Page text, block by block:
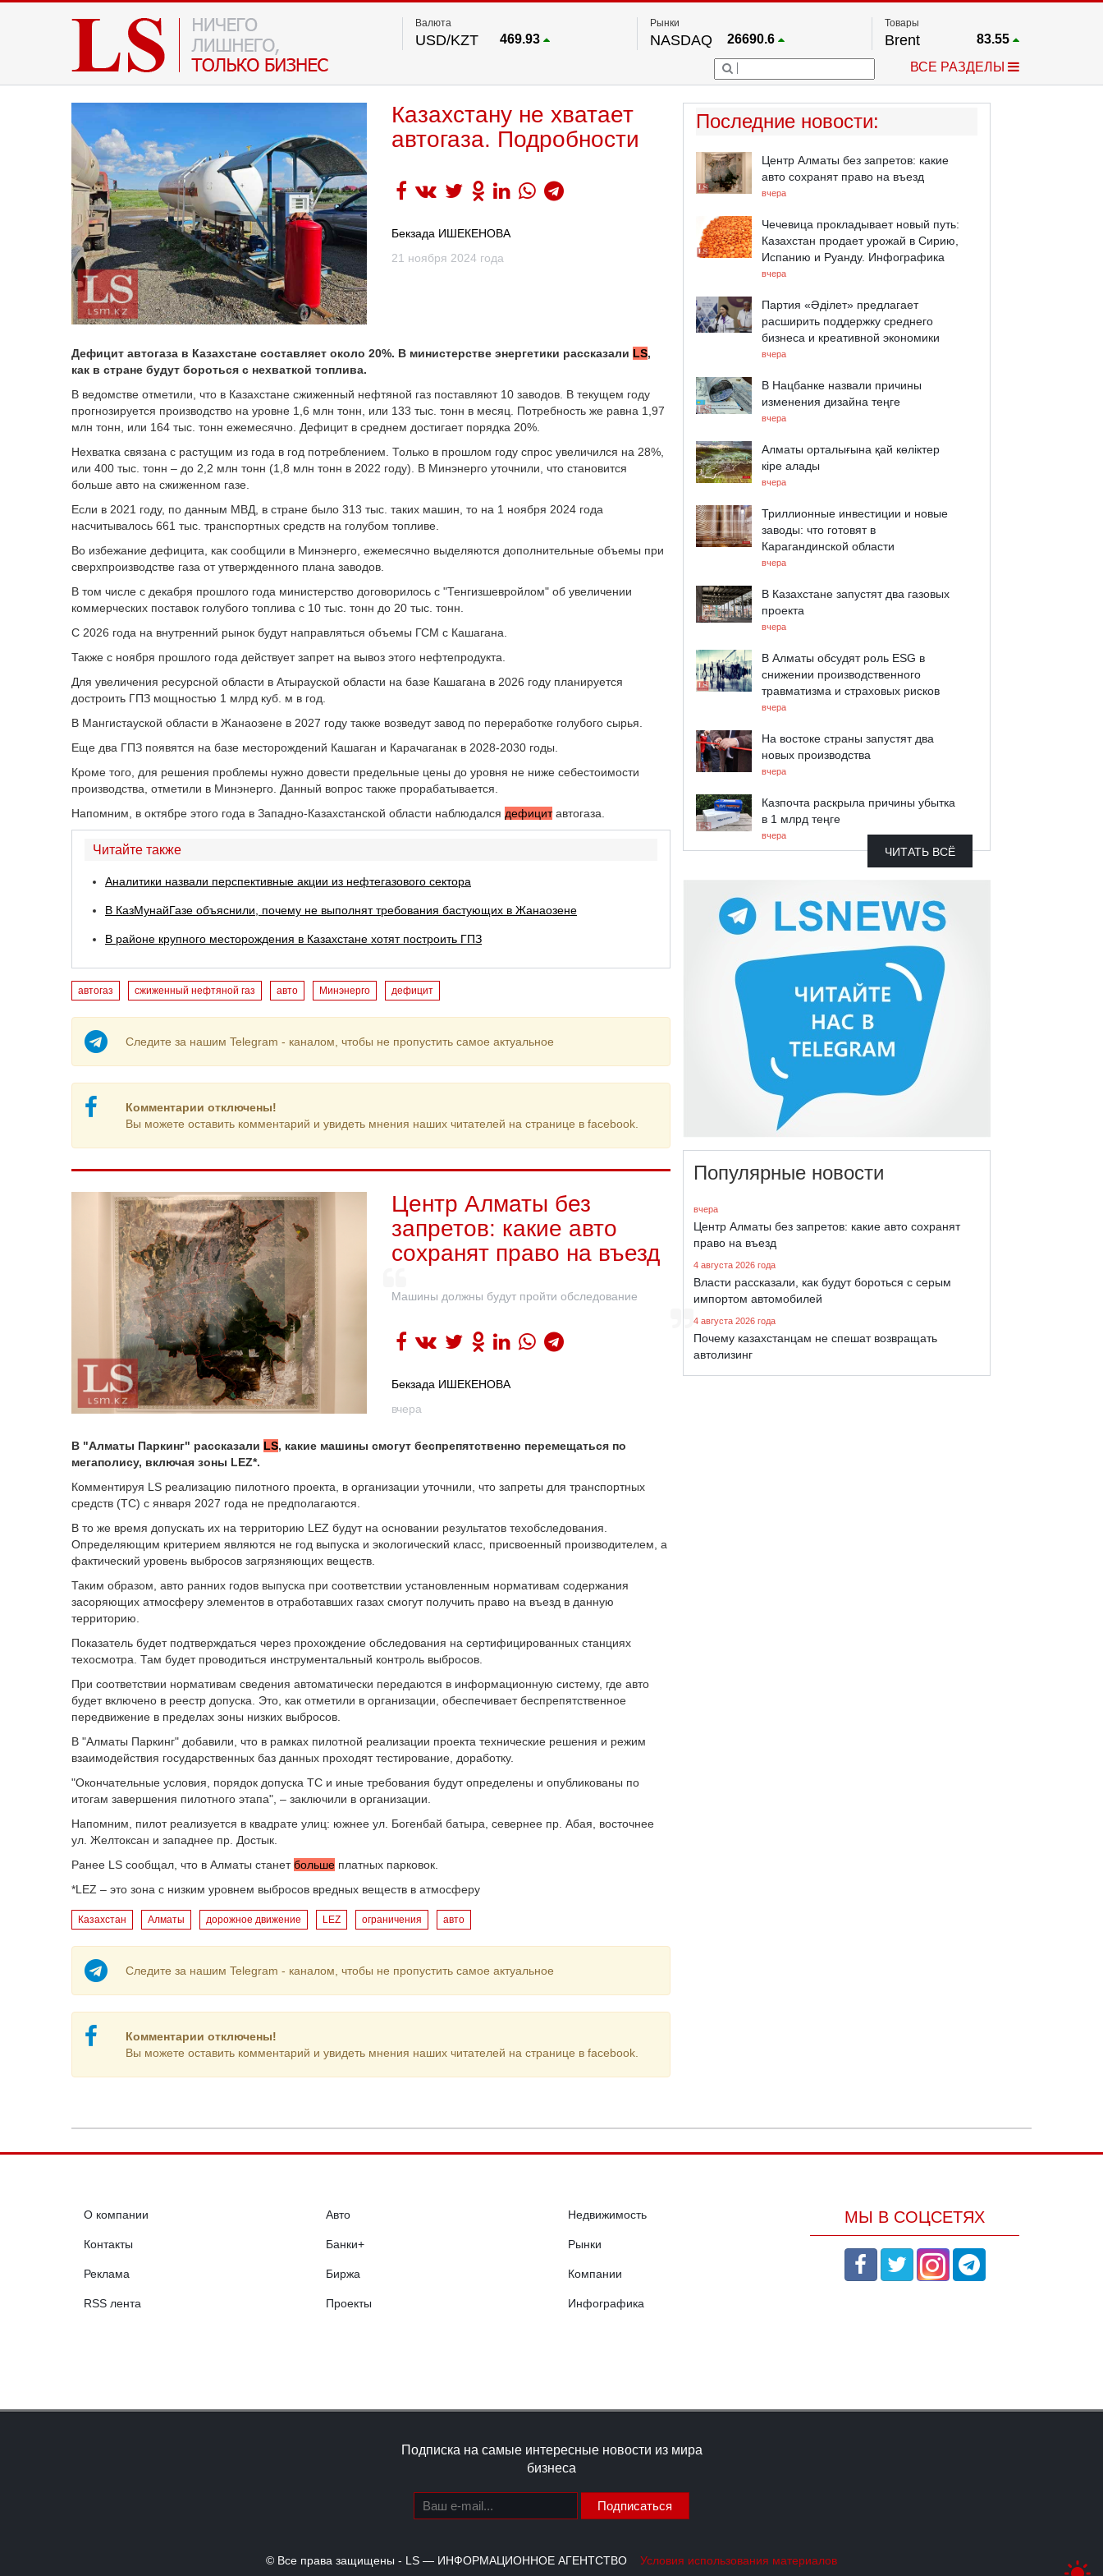
Валюта
USD/KZT 469.93
Рынки
NASDAQ 26690.6
FTSE 100 67.17
54036.9
S&P 500
24595.2
Товары
Brent 83.55
Платина
2.662
ВСЕ РАЗДЕЛЫ
Казахстану не хватает
автогаза. Подробности
Бекзада ИШЕКЕНОВА
21 ноября 2024 года
Дефицит автогаза в Казахстане составляет около 20%. В министерстве энергетики рассказали LS,
как в стране будут бороться с нехваткой топлива.
В ведомстве отметили, что в Казахстане сжиженный нефтяной газ поставляют 10 заводов. В текущем году
прогнозируется производство на уровне 1,6 млн тонн, или 133 тыс. тонн в месяц. Потребность же равна 1,97
млн тонн, или 164 тыс. тонн ежемесячно. Дефицит в среднем достигает порядка 20%.
Нехватка связана с растущим из года в год потреблением. Только в прошлом году спрос увеличился на 28%,
или 400 тыс. тонн – до 2,2 млн тонн (1,8 млн тонн в 2022 году). В Минэнерго уточнили, что становится
больше авто на сжиженном газе.
Если в 2021 году, по данным МВД, в стране было 313 тыс. таких машин, то на 1 ноября 2024 года
насчитывалось 661 тыс. транспортных средств на голубом топливе.
Во избежание дефицита, как сообщили в Минэнерго, ежемесячно выделяются дополнительные объемы при
сверхпроизводстве газа от утвержденного плана заводов.
В том числе с декабря прошлого года министерство договорилось с "Тенгизшевройлом" об увеличении
коммерческих поставок голубого топлива с 10 тыс. тонн до 20 тыс. тонн.
С 2026 года на внутренний рынок будут направляться объемы ГСМ с Кашагана.
Также с ноября прошлого года действует запрет на вывоз этого нефтепродукта.
Для увеличения ресурсной области в Атырауской области на базе Кашагана в 2026 году планируется
достроить ГПЗ мощностью 1 млрд куб. м в год.
В Мангистауской области в Жанаозене в 2027 году также возведут завод по переработке голубого сырья.
Еще два ГПЗ появятся на базе месторождений Кашаган и Карачаганак в 2028-2030 годы.
Кроме того, для решения проблемы нужно довести предельные цены до уровня не ниже себестоимости
производства, отметили в Минэнерго. Данный вопрос также прорабатывается.
Напомним, в октябре этого года в Западно-Казахстанской области наблюдался дефицитавтогаза.
Читайте также
Аналитики назвали перспективные акции из нефтегазового сектора
В КазМунайГазе объяснили, почему не выполнят требования бастующих в Жанаозене
В районе крупного месторождения в Казахстане хотят построить ГПЗ
автогаз сжиженный нефтяной газ авто Минэнерго дефицит
Следите за нашим Telegram - каналом, чтобы не пропустить самое актуальное
Комментарии отключены!
Вы можете оставить комментарий и увидеть мнения наших читателей на странице в facebook.
Центр Алматы без
запретов: какие авто
сохранят право на въезд
Машины должны будут пройти обследование
Бекзада ИШЕКЕНОВА
вчера
В "Алматы Паркинг" рассказали LS, какие машины смогут беспрепятственно перемещаться по
мегаполису, включая зоны LEZ*.
Комментируя LS реализацию пилотного проекта, в организации уточнили, что запреты для транспортных
средств (ТС) с января 2027 года не предполагаются.
В то же время допускать их на территорию LEZ будут на основании результатов техобследования.
Определяющим критерием являются не год выпуска и экологический класс, присвоенный производителем, а
фактический уровень выбросов загрязняющих веществ.
Таким образом, авто ранних годов выпуска при соответствии установленным нормативам содержания
засоряющих атмосферу элементов в отработавших газах смогут получить право на въезд в данную
территорию.
Показатель будет подтверждаться через прохождение обследования на сертифицированных станциях
техосмотра. Там будет проводиться инструментальный контроль выбросов.
При соответствии нормативам сведения автоматически передаются в информационную систему, где авто
будет включено в реестр допуска. Это, как отметили в организации, обеспечивает беспрепятственное
передвижение в пределах зоны низких выбросов.
В "Алматы Паркинг" добавили, что в рамках пилотной реализации проекта технические решения и режим
взаимодействия государственных баз данных проходят тестирование, доработку.
"Окончательные условия, порядок допуска ТС и иные требования будут определены и опубликованы по
итогам завершения пилотного этапа", – заключили в организации.
Напомним, пилот реализуется в квадрате улиц: южнее ул. Богенбай батыра, севернее пр. Абая, восточнее
ул. Желтоксан и западнее пр. Достык.
Ранее LS сообщал, что в Алматы станетбольше платных парковок.
*LEZ – это зона с низким уровнем выбросов вредных веществ в атмосферу
Казахстан Алматы дорожное движение LEZ ограничения авто
Следите за нашим Telegram - каналом, чтобы не пропустить самое актуальное
Комментарии отключены!
Вы можете оставить комментарий и увидеть мнения наших читателей на странице в facebook.
Последние новости:
Центр Алматы без запретов: какие
авто сохранят право на въезд
вчера
Чечевица прокладывает новый путь:
Казахстан продает урожай в Сирию,
Испанию и Руанду. Инфографика
вчера
Партия «Әділет» предлагает
расширить поддержку среднего
бизнеса и креативной экономики
вчера
В Нацбанке назвали причины
изменения дизайна теңге
вчера
Алматы орталығына қай көліктер
кіре алады
вчера
Триллионные инвестиции и новые
заводы: что готовят в
Карагандинской области
вчера
В Казахстане запустят два газовых
проекта
вчера
В Алматы обсудят роль ESG в
снижении производственного
травматизма и страховых рисков
вчера
На востоке страны запустят два
новых производства
вчера
Казпочта раскрыла причины убытка
в 1 млрд теңге
вчера
ЧИТАТЬ ВСЁ
Популярные новости
вчера
Центр Алматы без запретов: какие авто сохранят
право на въезд
4 августа 2026 года
Власти рассказали, как будут бороться с серым
импортом автомобилей
4 августа 2026 года
Почему казахстанцам не спешат возвращать
автолизинг
О компании
Контакты
Реклама
RSS лента
Авто
Банки+
Биржа
Проекты
Недвижимость
Рынки
Компании
Инфографика
МЫ В СОЦСЕТЯХ
Подписка на самые интересные новости из мира
бизнеса
Подписаться
© Все права защищены - LS — ИНФОРМАЦИОННОЕ АГЕНТСТВО Условия использования материалов